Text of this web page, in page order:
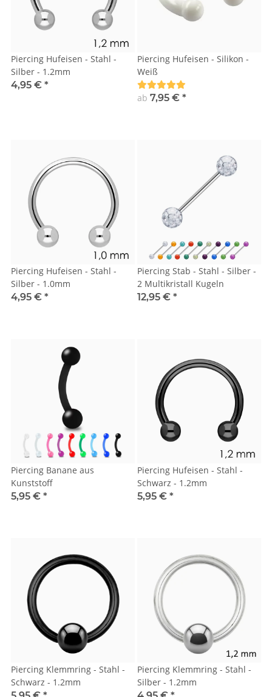
Piercing Hufeisen - Stahl -
Silber - 1.2mm
4,95 € *
Piercing Hufeisen - Silikon -
Weiß
ab 7,95 € *
Piercing Hufeisen - Stahl -
Silber - 1.0mm
4,95 € *
Piercing Stab - Stahl - Silber -
2 Multikristall Kugeln
12,95 € *
Piercing Banane aus
Kunststoff
5,95 € *
Piercing Hufeisen - Stahl -
Schwarz - 1.2mm
5,95 € *
Piercing Klemmring - Stahl -
Schwarz - 1.2mm
Piercing Klemmring - Stahl -
Silber - 1.2mm